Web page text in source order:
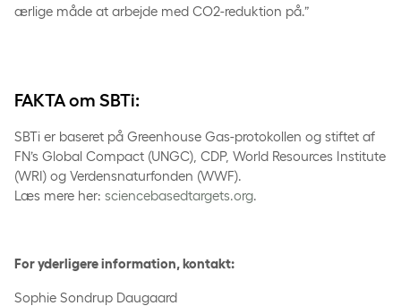
ærlige måde at arbejde med CO2-reduktion på.”
FAKTA om SBTi:
SBTi er baseret på Greenhouse Gas-protokollen og stiftet af
FN’s Global Compact (UNGC), CDP, World Resources Institute
(WRI) og Verdensnaturfonden (WWF).
Læs mere her: sciencebasedtargets.org.
For yderligere information, kontakt:
Sophie Sondrup Daugaard